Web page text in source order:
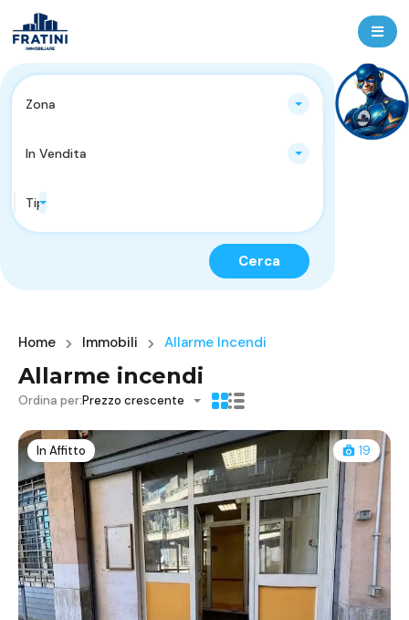
Zona
In Vendita
Tipologie Immobili
Cerca
Home Immobili Allarme Incendi
Allarme incendi
Ordina per:Prezzo crescente
In Affitto 19